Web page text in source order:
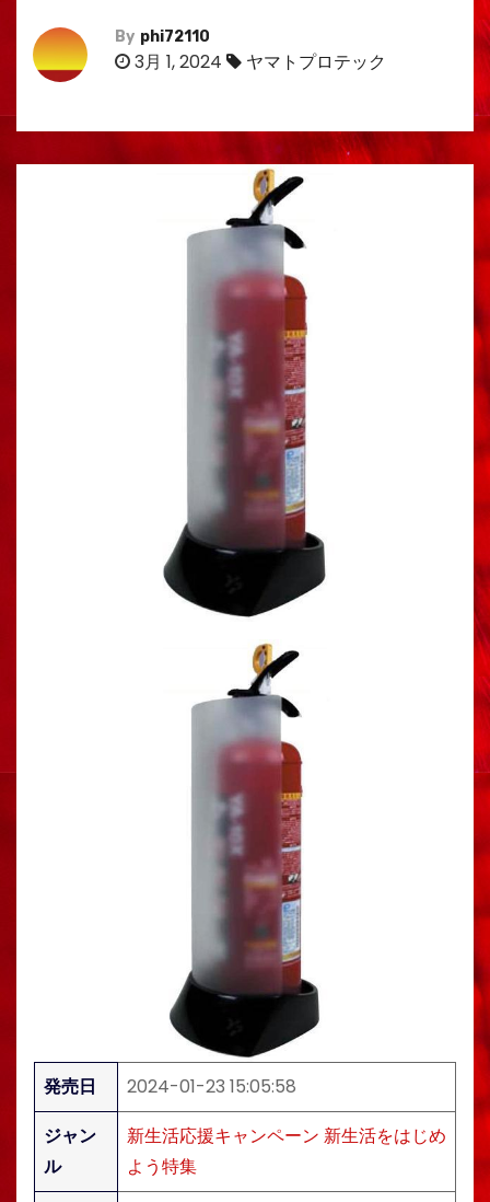
By phi72110
3月 1, 2024 ヤマトプロテック
発売日
2024-01-23 15:05:58
ジャン
ル
新生活応援キャンペーン 新生活をはじめ
よう特集